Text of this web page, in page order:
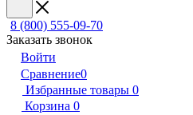
8 (800) 555-09-70
Заказать звонок
Войти
Сравнение0
Избранные товары 0
Корзина 0